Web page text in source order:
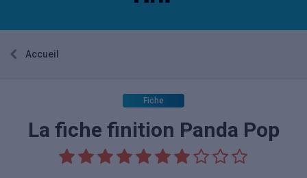
Accueil
Fiche
La fiche finition Panda Pop